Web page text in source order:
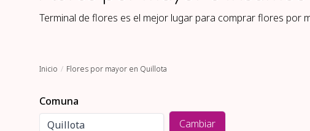
Terminal de flores es el mejor lugar para comprar flores por
Inicio Flores por mayor en Quillota
Comuna
Cambiar